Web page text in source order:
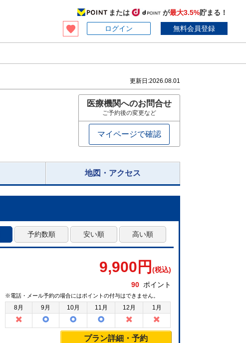
または が最大3.5%貯まる！
ログイン
無料会員登録
更新日:2026.08.01
医療機関へのお問合せ
ご予約後の変更など
マイページで確認
地図・アクセス
予約数順 安い順 高い順
9,900 円 (税込)
90 ポイント
※電話・メール予約の場合にはポイントの付与はできません。
8月 9月 10月 11月 12月 1月
プラン詳細・予約